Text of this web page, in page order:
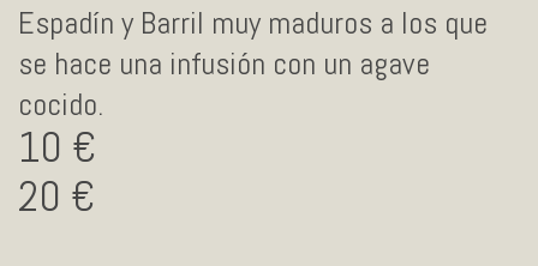
Espadín y Barril muy maduros a los que
se hace una infusión con un agave
cocido.
10
20